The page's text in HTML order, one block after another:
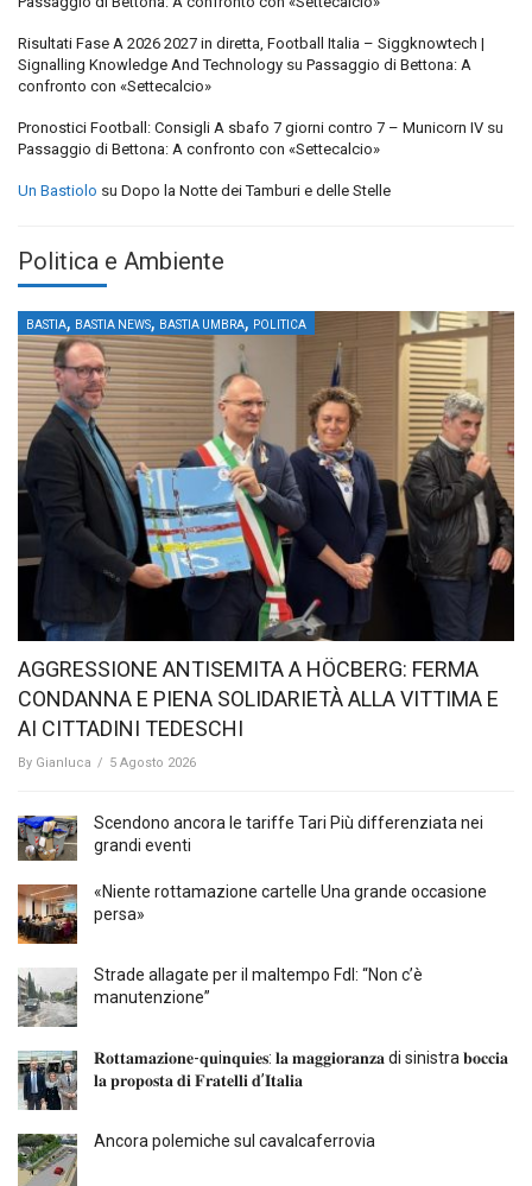
Risultati Fase A 2026 2027 in diretta, Football Italia – Siggknowtech |
Signalling Knowledge And Technology su Passaggio di Bettona: A
confronto con «Settecalcio»
Pronostici Football: Consigli A sbafo 7 giorni contro 7 – Municorn IV su
Passaggio di Bettona: A confronto con «Settecalcio»
Un Bastiolo su Dopo la Notte dei Tamburi e delle Stelle
Politica e Ambiente
BASTIA, BASTIA NEWS, BASTIA UMBRA, POLITICA
AGGRESSIONE ANTISEMITA A HÖCBERG: FERMA
CONDANNA E PIENA SOLIDARIETÀ ALLA VITTIMA E
AI CITTADINI TEDESCHI
By Gianluca / 5 Agosto 2026
Scendono ancora le tariffe Tari Più differenziata nei
grandi eventi
«Niente rottamazione cartelle Una grande occasione
persa»
Strade allagate per il maltempo FdI: “Non c’è
manutenzione”
𝐑𝐨𝐭𝐭𝐚𝐦𝐚𝐳𝐢𝐨𝐧𝐞-𝐪𝐮i𝐧𝐪𝐮𝐢𝐞𝐬: 𝐥𝐚 𝐦𝐚𝐠𝐠𝐢𝐨𝐫𝐚𝐧𝐳𝐚 di sinistra 𝐛𝐨𝐜𝐜𝐢𝐚
𝐥𝐚 𝐩𝐫𝐨𝐩𝐨𝐬𝐭𝐚 𝐝𝐢 𝐅𝐫𝐚𝐭𝐞𝐥𝐥𝐢 𝐝’𝐈𝐭𝐚𝐥𝐢𝐚
Ancora polemiche sul cavalcaferrovia